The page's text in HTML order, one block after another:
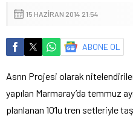
15 HAZIRAN 2014 21:54
ABONE OL
Asrın Projesi olarak
yapılan Marmaray’da temmuz
planlanan 10’lu tren setleriyle